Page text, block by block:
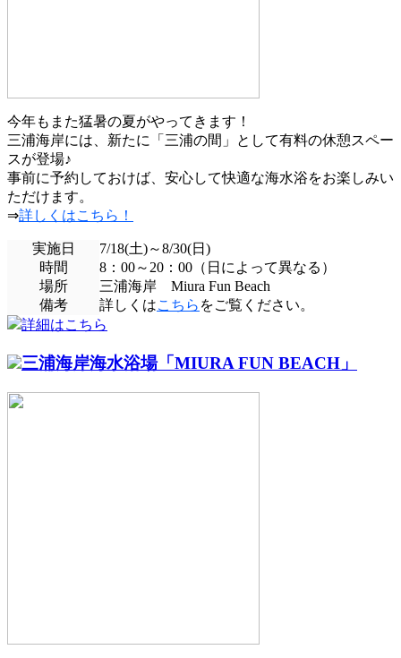
今年もまた猛暑の夏がやってきます！
三浦海岸には、新たに「三浦の間」として有料の休憩スペー
スが登場♪
事前に予約しておけば、安心して快適な海水浴をお楽しみい
ただけます。
⇒詳しくはこちら！
実施日
7/18(土)～8/30(日)
時間
8：00～20：00（日によって異なる）
場所
三浦海岸 Miura Fun Beach
備考
詳しくはこちら をご覧ください。
詳細はこちら
三浦海岸海水浴場「MIURA FUN BEACH」